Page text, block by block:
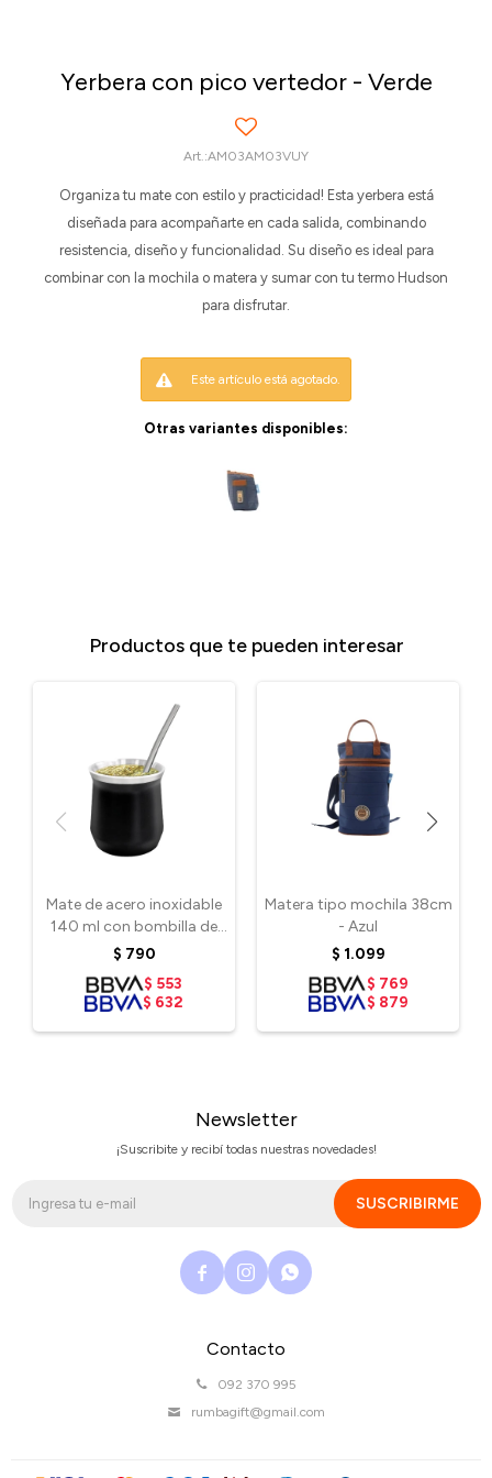
Yerbera con pico vertedor - Verde
AM03AM03VUY
Organiza tu mate con estilo y practicidad! Esta yerbera está
diseñada para acompañarte en cada salida, combinando
resistencia, diseño y funcionalidad. Su diseño es ideal para
combinar con la mochila o matera y sumar con tu termo Hudson
para disfrutar.
Este artículo está agotado.
Otras variantes disponibles:
Productos que te pueden interesar
Mate de acero inoxidable
140 ml con bombilla de
regalo - Negro
$ 790
$ 553
$ 632
Matera tipo mochila 38cm
- Azul
$ 1.099
$ 769
$ 879
Contacto
092 370 995
rumbagift@gmail.com
Newsletter
¡Suscribite y recibí todas nuestras novedades!
SUSCRIBIRME
  